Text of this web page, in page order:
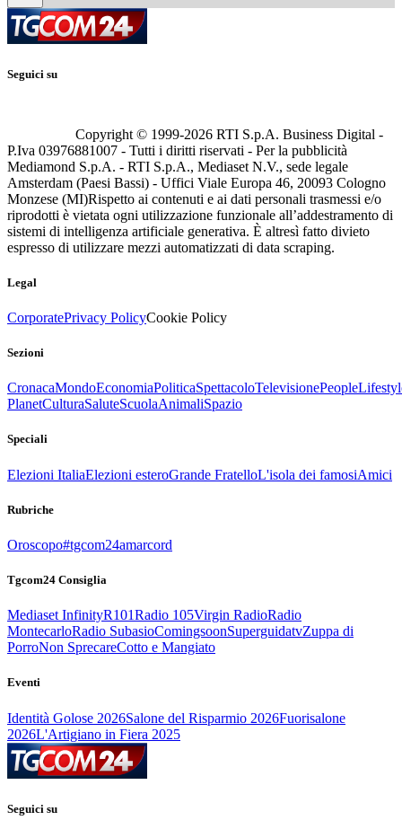
Seguici su
Copyright © 1999-2026 RTI S.p.A. Business Digital -
P.Iva 03976881007 - Tutti i diritti riservati - Per la pubblicità
Mediamond S.p.A. - RTI S.p.A., Mediaset N.V., sede legale
Amsterdam (Paesi Bassi) - Uffici Viale Europa 46, 20093 Cologno
Monzese (MI)Rispetto ai contenuti e ai dati personali trasmessi e/o
riprodotti è vietata ogni utilizzazione funzionale all’addestramento di
sistemi di intelligenza artificiale generativa. È altresì fatto divieto
espresso di utilizzare mezzi automatizzati di data scraping.
Legal
CorporatePrivacy PolicyCookie Policy
Sezioni
CronacaMondoEconomiaPoliticaSpettacoloTelevisionePeople
PlanetCulturaSaluteScuolaAnimaliSpazio
Speciali
Elezioni ItaliaElezioni esteroGrande FratelloL'isola dei famosiAmici
Rubriche
Oroscopo#tgcom24amarcord
Tgcom24 Consiglia
Mediaset InfinityR101Radio 105Virgin RadioRadio
MontecarloRadio SubasioComingsoonSuperguidatvZuppa di
PorroNon SprecareCotto e Mangiato
Eventi
Identità Golose 2026Salone del Risparmio 2026Fuorisalone
2026L'Artigiano in Fiera 2025
Seguici su